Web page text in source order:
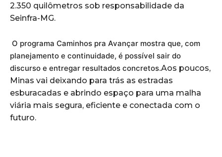
2.350 quilômetros sob responsabilidade da
Seinfra-MG.
O programa Caminhos pra Avançar mostra que, com
planejamento e continuidade, é possível sair do
discurso e entregar resultados concretos.Aos poucos,
Minas vai deixando para trás as estradas
esburacadas e abrindo espaço para uma malha
viária mais segura, eficiente e conectada com o
futuro.